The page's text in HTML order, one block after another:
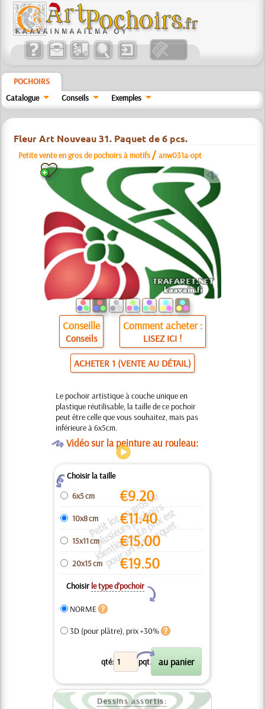
POCHOIRS
Catalogue
Conseils Exemples
Fleur Art Nouveau 31. Paquet de 6 pcs.
Petite vente en gros de pochoirs à motifs /anw031a-opt
a
Conseille
Conseils
Comment acheter :
LISEZ ICI !
ACHETER 1 (VENTE AU DÉTAIL)
Le pochoir artistique à couche unique en
plastique réutilisable, la taille de ce pochoir
peut être celle que vous souhaitez, mais pas
inférieure à 6x5cm.
OVidéo sur la peinture au rouleau:
ZChoisir la taille
P
e
ti
t l
o
t
e
n
g
r
o
s
d
e
pl
u
si
e
u
r
s
p
o
c
h
oi
r
s
i
d
e
n
ti
q
u
e
s.
L
e
p
ri
x
e
s
t
p
o
u
r
u
n l
o
t
/
p
a
q
u
e
t
6x5 cm €9.20
10x8 cm €11.40
15x11 cm €15.00
20x15 cm €19.50
Choisir le type d’pochoir
Y
NORME
3D (pour plâtre), prix +30%
qté: pqt.
X
Dessins assortis: